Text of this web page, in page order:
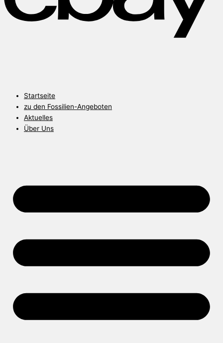
Startseite
zu den Fossilien-Angeboten
Aktuelles
Über Uns